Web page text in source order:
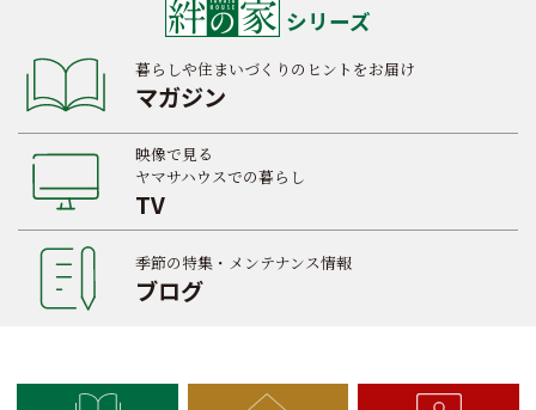
シリーズ
暮らしや住まいづくりのヒントをお届け
マガジン
映像で見る
ヤマサハウスでの暮らし
TV
季節の特集・メンテナンス情報
ブログ